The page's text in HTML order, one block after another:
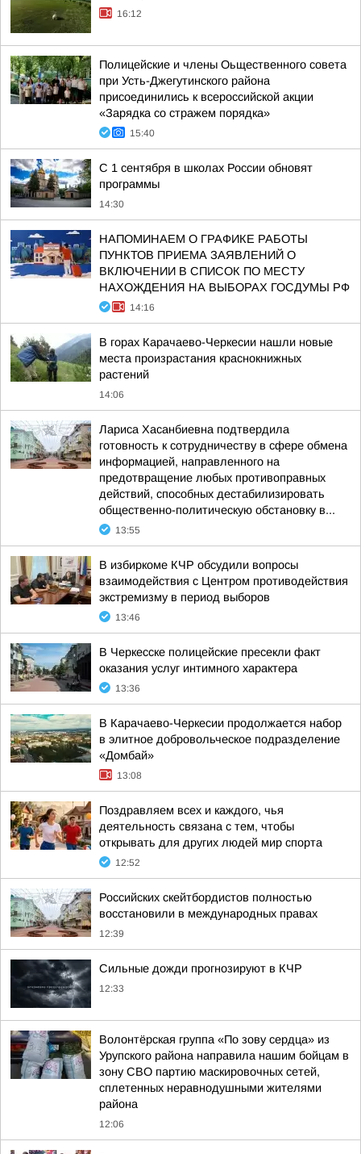
16:12
Полицейские и члены Оьщественного совета
при Усть-Джегутинского района
присоединились к всероссийской акции
«Зарядка со стражем порядка»
15:40
С 1 сентября в школах России обновят
программы
14:30
НАПОМИНАЕМ О ГРАФИКЕ РАБОТЫ
ПУНКТОВ ПРИЕМА ЗАЯВЛЕНИЙ О
ВКЛЮЧЕНИИ В СПИСОК ПО МЕСТУ
НАХОЖДЕНИЯ НА ВЫБОРАХ ГОСДУМЫ РФ
14:16
В горах Карачаево-Черкесии нашли новые
места произрастания краснокнижных
растений
14:06
Лариса Хасанбиевна подтвердила
готовность к сотрудничеству в сфере обмена
информацией, направленного на
предотвращение любых противоправных
действий, способных дестабилизировать
общественно-политическую обстановку в...
13:55
В избиркоме КЧР обсудили вопросы
взаимодействия с Центром противодействия
экстремизму в период выборов
13:46
В Черкесске полицейские пресекли факт
оказания услуг интимного характера
13:36
В Карачаево-Черкесии продолжается набор
в элитное добровольческое подразделение
«Домбай»
13:08
Поздравляем всех и каждого, чья
деятельность связана с тем, чтобы
открывать для других людей мир спорта
12:52
Российских скейтбордистов полностью
восстановили в международных правах
12:39
Сильные дожди прогнозируют в КЧР
12:33
Волонтёрская группа «По зову сердца» из
Урупского района направила нашим бойцам в
зону СВО партию маскировочных сетей,
сплетенных неравнодушными жителями
района
12:06